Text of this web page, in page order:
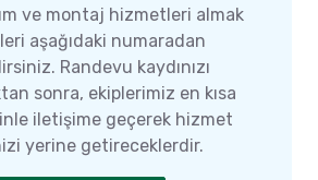
ve montaj hizmetleri almak
aşağıdaki numaradan
Randevu kaydınızı
sonra, ekiplerimiz en kısa
iletişime geçerek hizmet
yerine getireceklerdir.